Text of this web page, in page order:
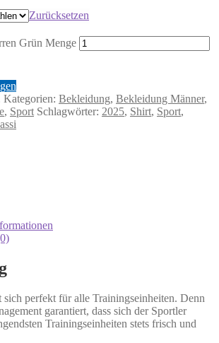
Zurücksetzen
Grün Menge
Kategorien: Bekleidung, Bekleidung Männer,
, Sport Schlagwörter: 2025, Shirt, Sport,
sich perfekt für alle Trainingseinheiten. Denn
garantiert, dass sich der Sportler
Trainingseinheiten stets frisch und